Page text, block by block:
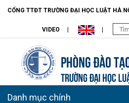
CỔNG TTĐT TRƯỜNG ĐẠI HỌC LUẬT HÀ
VIDEO
Phòng Đào
TRƯỜNG ĐẠI HỌC
Danh mục chính